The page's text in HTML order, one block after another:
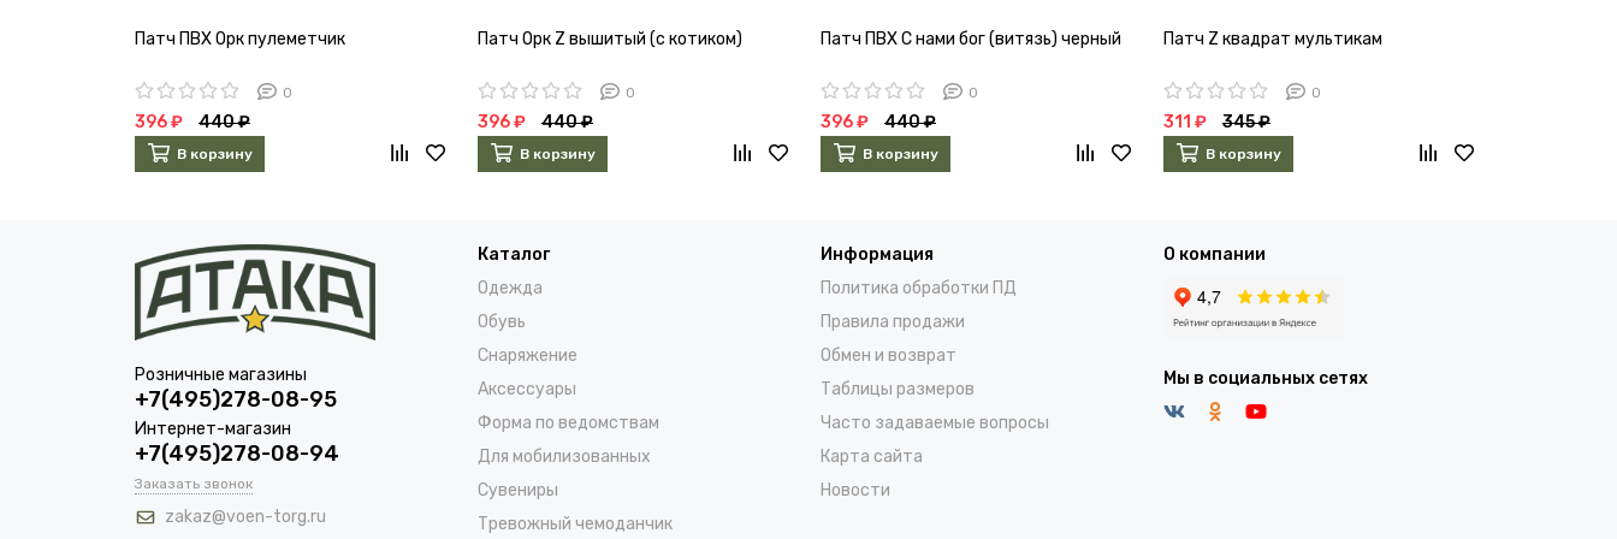
Патч ПВХ Орк пулеметчик
0
396 ₽ 440 ₽
В корзину
Патч Орк Z вышитый (с котиком)
0
396 ₽ 440 ₽
В корзину
Патч ПВХ С нами бог (витязь) черный
0
396 ₽ 440 ₽
В корзину
Патч Z квадрат мультикам
0
311 ₽ 345 ₽
В корзину
Розничные магазины
+7(495)278-08-95
Интернет-магазин
+7(495)278-08-94
Заказать звонок
zakaz@voen-torg.ru
Каталог
Одежда
Обувь
Снаряжение
Аксессуары
Форма по ведомствам
Для мобилизованных
Сувениры
Тревожный чемоданчик
Информация
Политика обработки ПД
Правила продажи
Обмен и возврат
Таблицы размеров
Часто задаваемые вопросы
Карта сайта
Новости
О компании
Мы в социальных сетях